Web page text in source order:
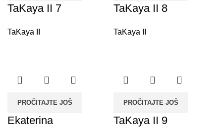
TaKaya II 7
TaKaya II
TaKaya II 8
TaKaya II
PROČITAJTE JOŠ
Ekaterina
PROČITAJTE JOŠ
TaKaya II 9